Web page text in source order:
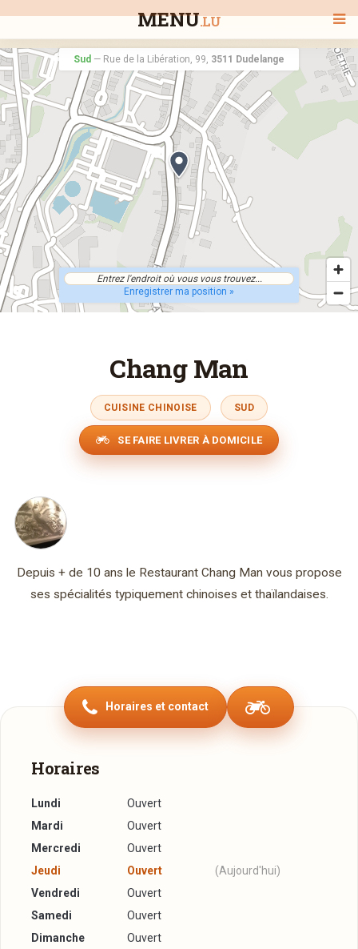
MENU.LU
BIENVENUE
TOUS LES RESTAURANTS
RECHERCHER UN RESTAURANT
Sud — Rue de la Libération, 99, 3511 Dudelange
Enregistrer ma position »
Chang Man
CUISINE CHINOISE SUD
SE FAIRE LIVRER À DOMICILE
Depuis + de 10 ans le Restaurant Chang Man vous propose
ses spécialités typiquement chinoises et thaïlandaises.
Horaires et contact
Horaires
Lundi
Ouvert
Mardi
Ouvert
Mercredi
Ouvert
Jeudi
Ouvert
(Aujourd'hui)
Vendredi
Ouvert
Samedi
Ouvert
Dimanche
Ouvert